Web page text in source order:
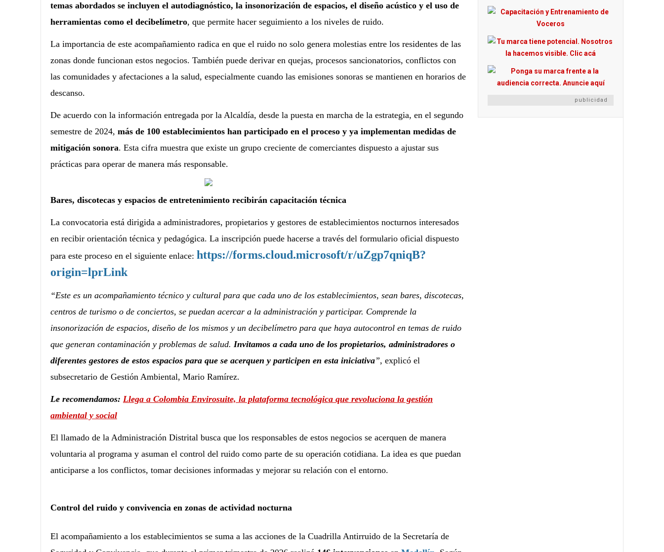
temas abordados se incluyen el autodiagnóstico, la insonorización de espacios, el diseño acústico y el uso de
herramientas como el decibelímetro, que permite hacer seguimiento a los niveles de ruido.
La importancia de este acompañamiento radica en que el ruido no solo genera molestias entre los residentes de las
zonas donde funcionan estos negocios. También puede derivar en quejas, procesos sancionatorios, conflictos con
las comunidades y afectaciones a la salud, especialmente cuando las emisiones sonoras se mantienen en horarios de
descanso.
De acuerdo con la información entregada por la Alcaldía, desde la puesta en marcha de la estrategia, en el segundo
semestre de 2024, más de 100 establecimientos han participado en el proceso y ya implementan medidas de
mitigación sonora. Esta cifra muestra que existe un grupo creciente de comerciantes dispuesto a ajustar sus
prácticas para operar de manera más responsable.
Bares, discotecas y espacios de entretenimiento recibirán capacitación técnica
La convocatoria está dirigida a administradores, propietarios y gestores de establecimientos nocturnos interesados
en recibir orientación técnica y pedagógica. La inscripción puede hacerse a través del formulario oficial dispuesto
para este proceso en el siguiente enlace: https://forms.cloud.microsoft/r/uZgp7qniqB?
origin=lprLink
“Este es un acompañamiento técnico y cultural para que cada uno de los establecimientos, sean bares, discotecas,
centros de turismo o de conciertos, se puedan acercar a la administración y participar. Comprende la
insonorización de espacios, diseño de los mismos y un decibelímetro para que haya autocontrol en temas de ruido
que generan contaminación y problemas de salud. Invitamos a cada uno de los propietarios, administradores o
diferentes gestores de estos espacios para que se acerquen y participen en esta iniciativa”, explicó el
subsecretario de Gestión Ambiental, Mario Ramírez.
Le recomendamos: Llega a Colombia Envirosuite, la plataforma tecnológica que revoluciona la gestión
ambiental y social
El llamado de la Administración Distrital busca que los responsables de estos negocios se acerquen de manera
voluntaria al programa y asuman el control del ruido como parte de su operación cotidiana. La idea es que puedan
anticiparse a los conflictos, tomar decisiones informadas y mejorar su relación con el entorno.
Control del ruido y convivencia en zonas de actividad nocturna
El acompañamiento a los establecimientos se suma a las acciones de la Cuadrilla Antirruido de la Secretaría de
publicidad